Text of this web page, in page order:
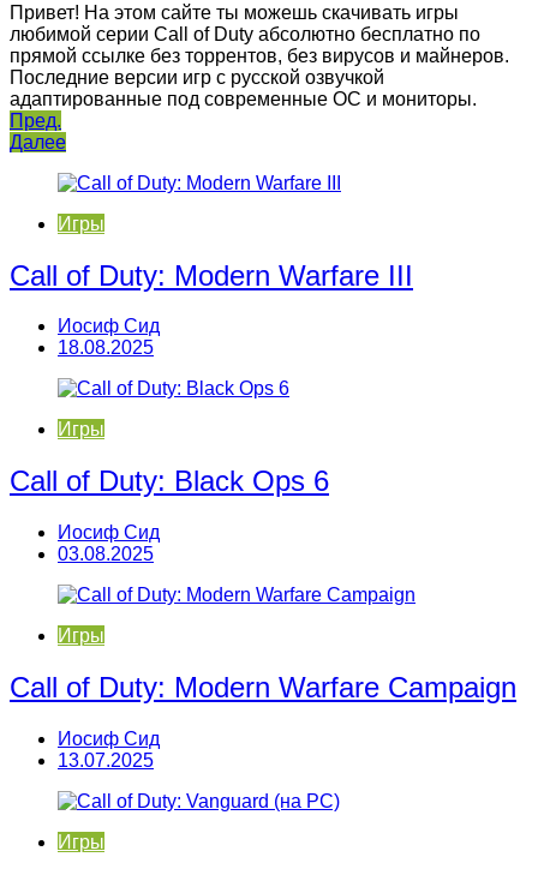
Привет! На этом сайте ты можешь скачивать игры
любимой серии Call of Duty абсолютно бесплатно по
прямой ссылке без торрентов, без вирусов и майнеров.
Последние версии игр с русской озвучкой
адаптированные под современные ОС и мониторы.
Навигация
по
записям
Пред.
Далее
Игры
Call of Duty: Modern Warfare III
Иосиф Сид
18.08.2025
Игры
Call of Duty: Black Ops 6
Иосиф Сид
03.08.2025
Игры
Call of Duty: Modern Warfare Campaign
Иосиф Сид
13.07.2025
Игры